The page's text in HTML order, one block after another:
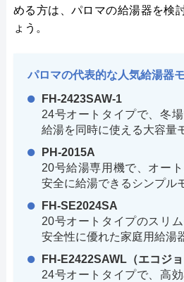
める方は、パロマの給湯器を検
ょう。
パロマの代表的な人気給湯器
FH-2423SAW-1
24号オートタイプで、冬
給湯を同時に使える大容量
PH-2015A
20号給湯専用機で、オー
安全に給湯できるシンプル
FH-SE2024SA
20号オートタイプのスリ
安全性に優れた家庭用給湯
FH-E2422SAWL（エコジョ
24号オートタイプで、高